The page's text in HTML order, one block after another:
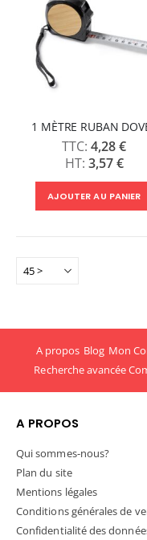
1 MÈTRE RUBAN
4,28 €
3,57 €
AJOUTER AU PANIER
A propos Blog Mon
Recherche avancée
A PROPOS
Qui sommes-nous?
Plan du site
Mentions légales
Conditions générales de
Confidentialité des